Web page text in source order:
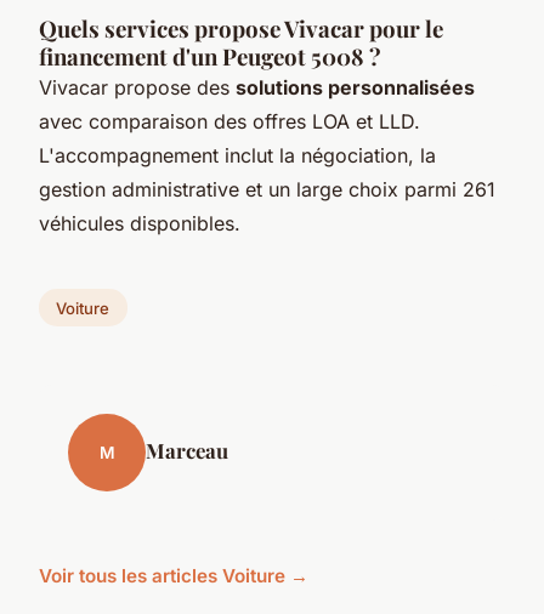
Quels services propose Vivacar pour le
financement d'un Peugeot 5008 ?
Vivacar propose des solutions personnalisées
avec comparaison des offres LOA et LLD.
L'accompagnement inclut la négociation, la
gestion administrative et un large choix parmi 261
véhicules disponibles.
Voiture
M Marceau
Voir tous les articles Voiture →